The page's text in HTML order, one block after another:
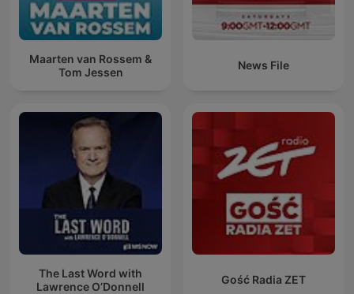
Maarten van Rossem &
Tom Jessen
News File
The Last Word with
Lawrence O’Donnell
Gość Radia ZET